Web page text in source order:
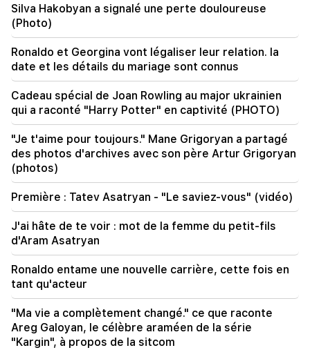
La Russie a abattu le train militaire Iskander. Le
juge dans l'affaire Vehapar s'est récusé (vidéo)
19:38
Le juge était arménien. Narek Karapetian
19:17 Important
Peut-être que le courrier ne fonctionne pas
bien. Mgr Nathan sur le silence du patriarche de
Constantinople
19:01
Aux USA, Facebook et Instagram ont été
condamnés à une amende de 567 millions de
18:51
Le transfert illégal de 16 millions de roubles vers
l'Arménie a été suspendu à Minvodi
18:30
4 millions 454 mille drams seront confisqués à
l'ancien chef de la communauté de Tatev, Murad
Simonyan
Silva Hakobyan a signalé une perte douloureuse
(Photo)
Ronaldo et Georgina vont légaliser leur relation. la
date et les détails du mariage sont connus
Cadeau spécial de Joan Rowling au major ukrainien
qui a raconté "Harry Potter" en captivité (PHOTO)
"Je t'aime pour toujours." Mane Grigoryan a partagé
des photos d'archives avec son père Artur Grigoryan
(photos)
Première : Tatev Asatryan - "Le saviez-vous" (vidéo)
J'ai hâte de te voir : mot de la femme du petit-fils
d'Aram Asatryan
Ronaldo entame une nouvelle carrière, cette fois en
tant qu'acteur
"Ma vie a complètement changé." ce que raconte
Areg Galoyan, le célèbre araméen de la série
"Kargin", à propos de la sitcom